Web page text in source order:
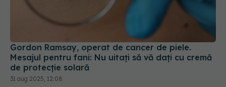
Gordon Ramsay, operat de cancer de piele.
Mesajul pentru fani: Nu uitaţi să vă daţi cu cremă
de protecţie solară